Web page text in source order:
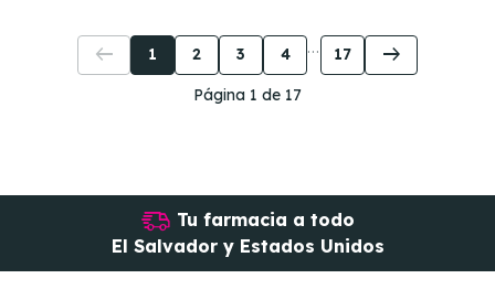
Página 1 de 17
arrow_left_alt 1 2 3 4 17 arrow_right_alt
Tu farmacia a todo
El Salvador y Estados Unidos